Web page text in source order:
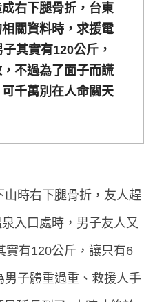
右下腿骨折，台東
關資料時，求援電
其實有120公斤，
不過為了面子而謊
千萬別在人命關天
時右下腿骨折，友人趕
入口處時，男子友人又
實有120公斤，讓只有6
子體重過重、救援人手